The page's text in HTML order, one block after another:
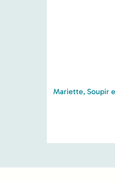
Mariette, Soupir